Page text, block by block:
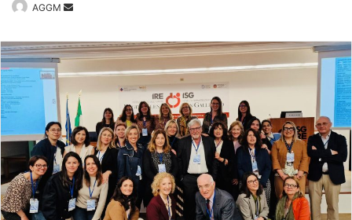
AGGM
Invia